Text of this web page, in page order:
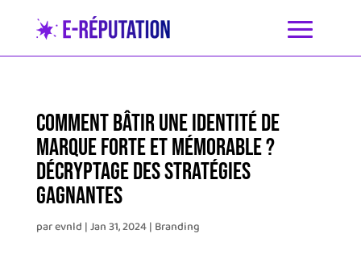
Comment bâtir une identité de
marque forte et mémorable ?
Décryptage des stratégies
gagnantes
parevnld |Jan 31, 2024| Branding